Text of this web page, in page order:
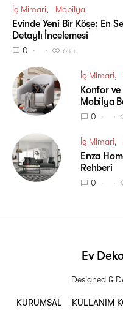
İç Mimari Mobilya
Evinde Yeni Bir Köşe: En
Detaylı İncelemesi
0 644
İç Mimari
Konfor
Mobilya
0
İç Mimari
Enza
Rehberi
0
KURUMSAL KULLANIM
Ev
Designed &